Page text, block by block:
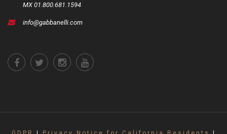
MX 01.800.681.1594
info@gabbanelli.com